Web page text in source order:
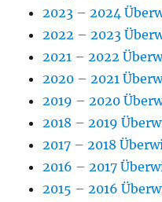
2023 – 2024
2022 – 2023
2021 – 2022
2020 – 2021
2019 – 2020
2018 – 2019
2017 – 2018
2016 – 2017
2015 – 2016